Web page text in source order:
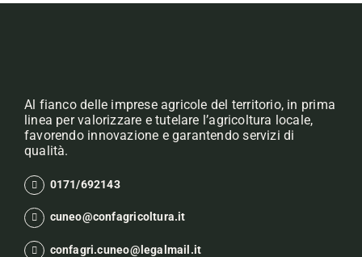
Al fianco delle imprese agricole del territorio, in prima
linea per valorizzare e tutelare l’agricoltura locale,
favorendo innovazione e garantendo servizi di
qualità.
0171/692143
cuneo@confagricoltura.it
confagri.cuneo@legalmail.it